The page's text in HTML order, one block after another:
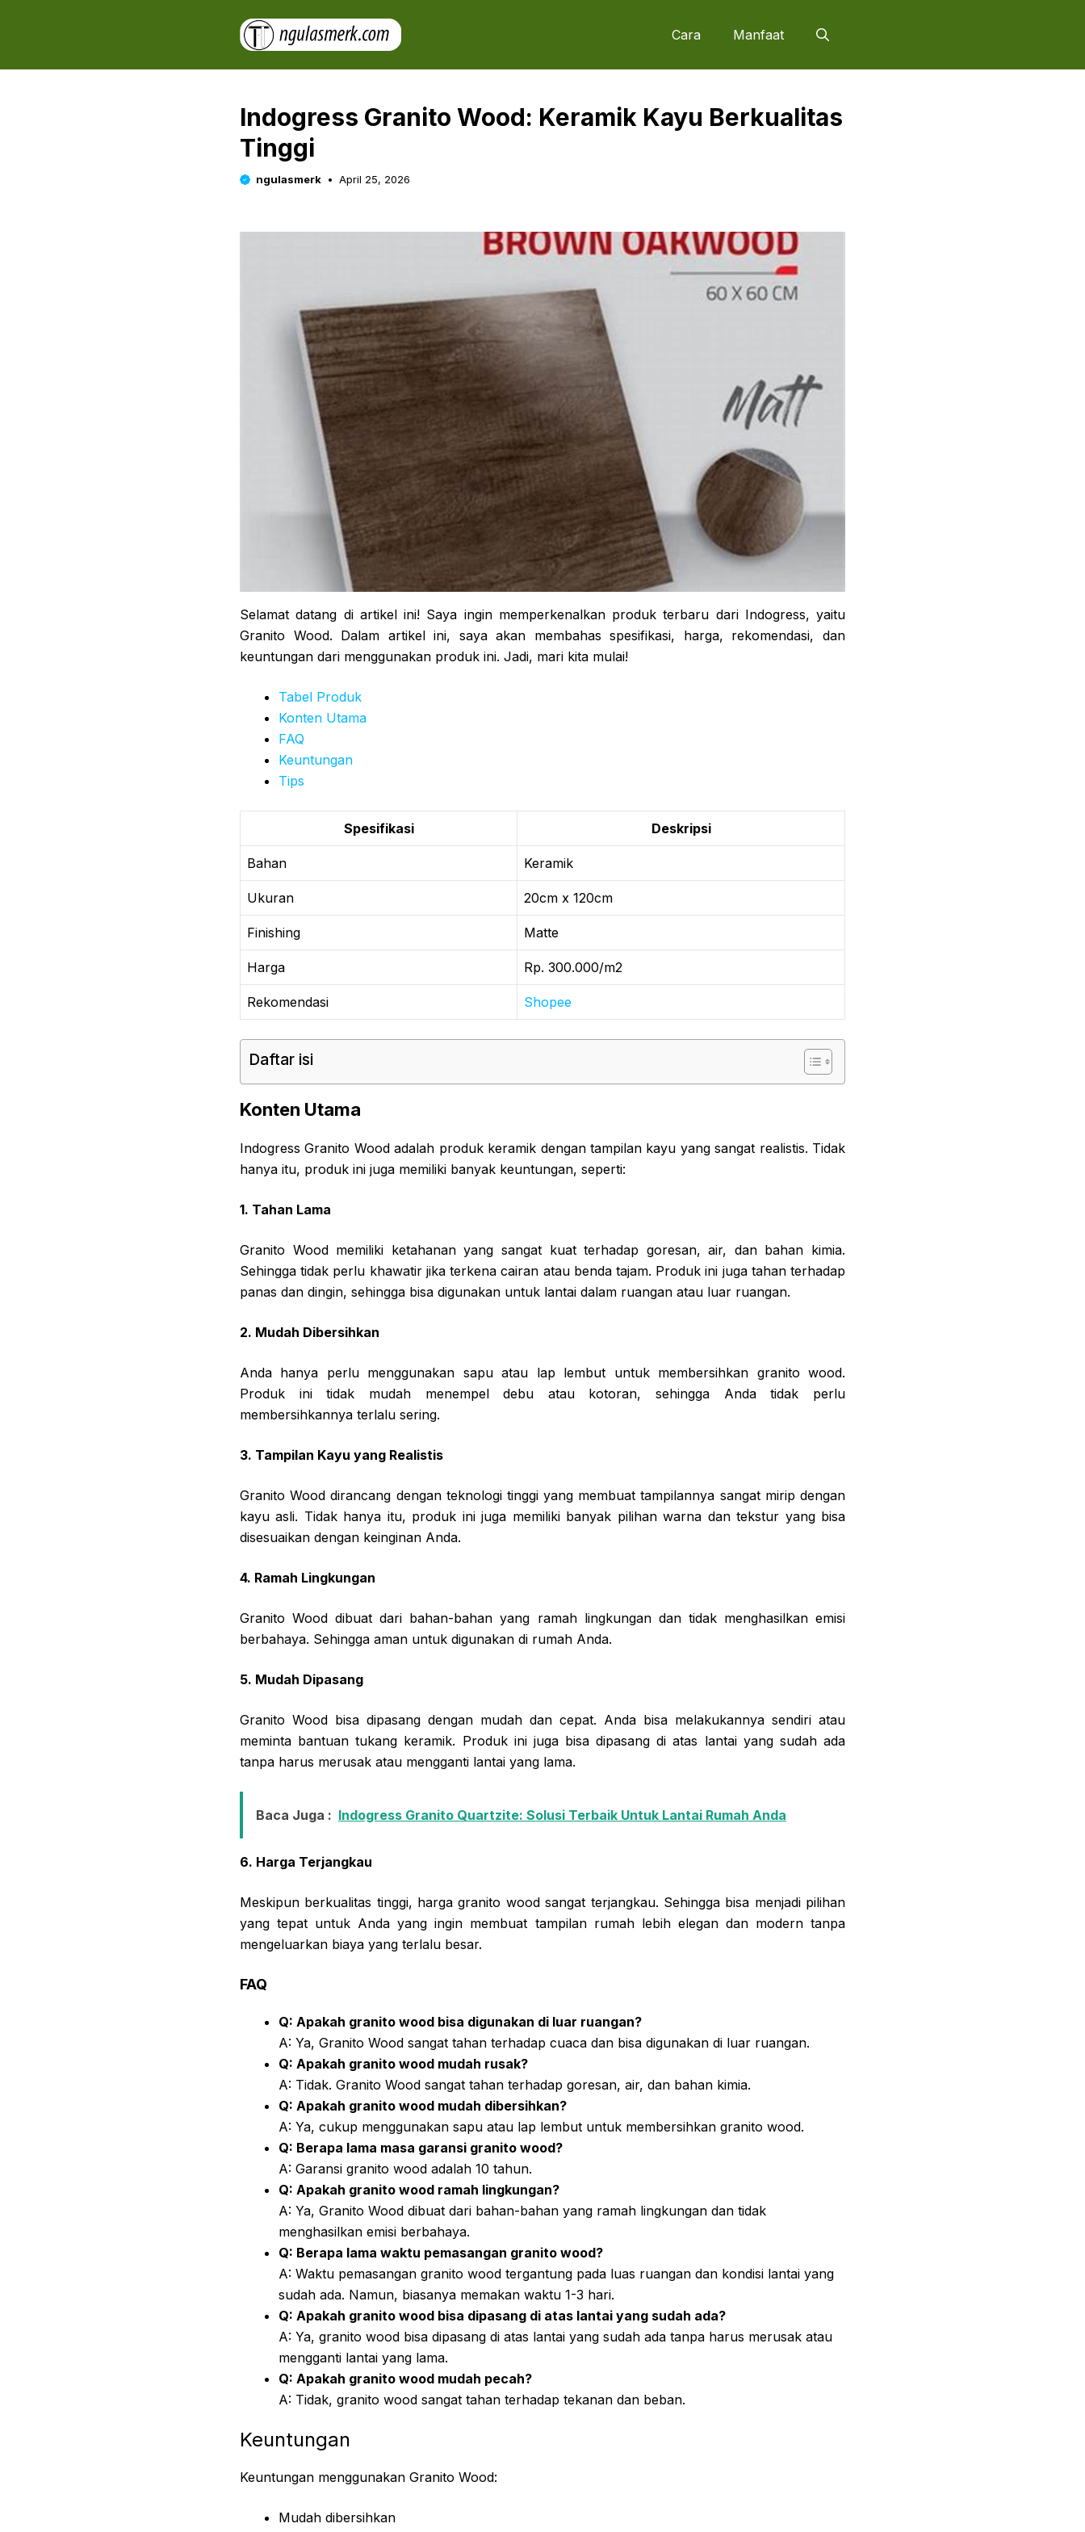
Cara Manfaat
Indogress Granito Wood: Keramik Kayu Berkualitas
Tinggi
ngulasmerk April 25, 2026
Selamat datang di artikel ini! Saya ingin memperkenalkan produk terbaru dari Indogress, yaitu
Granito Wood. Dalam artikel ini, saya akan membahas spesifikasi, harga, rekomendasi, dan
keuntungan dari menggunakan produk ini. Jadi, mari kita mulai!
Tabel Produk
Konten Utama
FAQ
Keuntungan
Tips
Spesifikasi Deskripsi
Bahan Keramik
Ukuran 20cm x 120cm
Finishing Matte
Harga Rp. 300.000/m2
Rekomendasi Shopee
Daftar isi
Konten Utama
Indogress Granito Wood adalah produk keramik dengan tampilan kayu yang sangat realistis. Tidak
hanya itu, produk ini juga memiliki banyak keuntungan, seperti:
1. Tahan Lama
Granito Wood memiliki ketahanan yang sangat kuat terhadap goresan, air, dan bahan kimia.
Sehingga tidak perlu khawatir jika terkena cairan atau benda tajam. Produk ini juga tahan terhadap
panas dan dingin, sehingga bisa digunakan untuk lantai dalam ruangan atau luar ruangan.
2. Mudah Dibersihkan
Anda hanya perlu menggunakan sapu atau lap lembut untuk membersihkan granito wood.
Produk ini tidak mudah menempel debu atau kotoran, sehingga Anda tidak perlu
membersihkannya terlalu sering.
3. Tampilan Kayu yang Realistis
Granito Wood dirancang dengan teknologi tinggi yang membuat tampilannya sangat mirip dengan
kayu asli. Tidak hanya itu, produk ini juga memiliki banyak pilihan warna dan tekstur yang bisa
disesuaikan dengan keinginan Anda.
4. Ramah Lingkungan
Granito Wood dibuat dari bahan-bahan yang ramah lingkungan dan tidak menghasilkan emisi
berbahaya. Sehingga aman untuk digunakan di rumah Anda.
5. Mudah Dipasang
Granito Wood bisa dipasang dengan mudah dan cepat. Anda bisa melakukannya sendiri atau
meminta bantuan tukang keramik. Produk ini juga bisa dipasang di atas lantai yang sudah ada
tanpa harus merusak atau mengganti lantai yang lama.
Baca Juga : Indogress Granito Quartzite: Solusi Terbaik Untuk Lantai Rumah Anda
6. Harga Terjangkau
Meskipun berkualitas tinggi, harga granito wood sangat terjangkau. Sehingga bisa menjadi pilihan
yang tepat untuk Anda yang ingin membuat tampilan rumah lebih elegan dan modern tanpa
mengeluarkan biaya yang terlalu besar.
FAQ
Q: Apakah granito wood bisa digunakan di luar ruangan?
A: Ya, Granito Wood sangat tahan terhadap cuaca dan bisa digunakan di luar ruangan.
Q: Apakah granito wood mudah rusak?
A: Tidak. Granito Wood sangat tahan terhadap goresan, air, dan bahan kimia.
Q: Apakah granito wood mudah dibersihkan?
A: Ya, cukup menggunakan sapu atau lap lembut untuk membersihkan granito wood.
Q: Berapa lama masa garansi granito wood?
A: Garansi granito wood adalah 10 tahun.
Q: Apakah granito wood ramah lingkungan?
A: Ya, Granito Wood dibuat dari bahan-bahan yang ramah lingkungan dan tidak
menghasilkan emisi berbahaya.
Q: Berapa lama waktu pemasangan granito wood?
A: Waktu pemasangan granito wood tergantung pada luas ruangan dan kondisi lantai yang
sudah ada. Namun, biasanya memakan waktu 1-3 hari.
Q: Apakah granito wood bisa dipasang di atas lantai yang sudah ada?
A: Ya, granito wood bisa dipasang di atas lantai yang sudah ada tanpa harus merusak atau
mengganti lantai yang lama.
Q: Apakah granito wood mudah pecah?
A: Tidak, granito wood sangat tahan terhadap tekanan dan beban.
Keuntungan
Keuntungan menggunakan Granito Wood:
Mudah dibersihkan